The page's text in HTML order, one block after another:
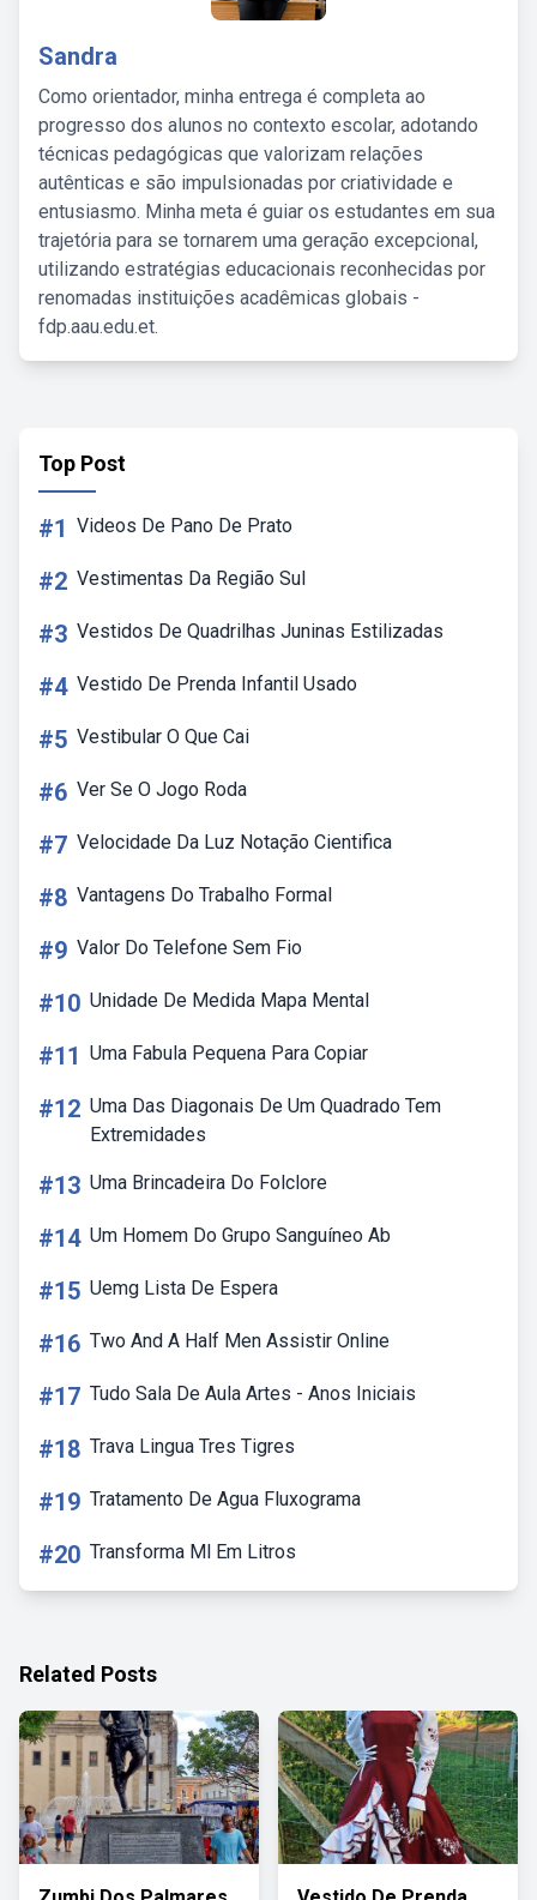
Sandra
Como orientador, minha entrega é completa ao
progresso dos alunos no contexto escolar, adotando
técnicas pedagógicas que valorizam relações
autênticas e são impulsionadas por criatividade e
entusiasmo. Minha meta é guiar os estudantes em sua
trajetória para se tornarem uma geração excepcional,
utilizando estratégias educacionais reconhecidas por
renomadas instituições acadêmicas globais -
fdp.aau.edu.et.
Top Post
#1 Videos De Pano De Prato
#2 Vestimentas Da Região Sul
#3 Vestidos De Quadrilhas Juninas Estilizadas
#4 Vestido De Prenda Infantil Usado
#5 Vestibular O Que Cai
#6 Ver Se O Jogo Roda
#7 Velocidade Da Luz Notação Cientifica
#8 Vantagens Do Trabalho Formal
#9 Valor Do Telefone Sem Fio
#10 Unidade De Medida Mapa Mental
#11 Uma Fabula Pequena Para Copiar
#12 Uma Das Diagonais De Um Quadrado Tem
Extremidades
#13 Uma Brincadeira Do Folclore
#14 Um Homem Do Grupo Sanguíneo Ab
#15 Uemg Lista De Espera
#16 Two And A Half Men Assistir Online
#17 Tudo Sala De Aula Artes - Anos Iniciais
#18 Trava Lingua Tres Tigres
#19 Tratamento De Agua Fluxograma
#20 Transforma Ml Em Litros
Related Posts